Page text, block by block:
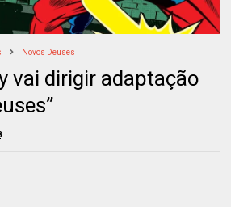
Novos Deuses
vai dirigir adaptação